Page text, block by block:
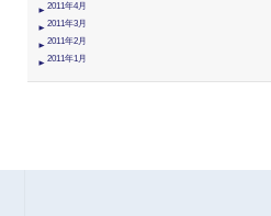
2011年4月
2011年3月
2011年2月
2011年1月